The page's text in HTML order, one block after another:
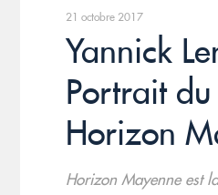
21 octobre 2017
Yannick
Portrait
Horizon
Horizon Mayenne est